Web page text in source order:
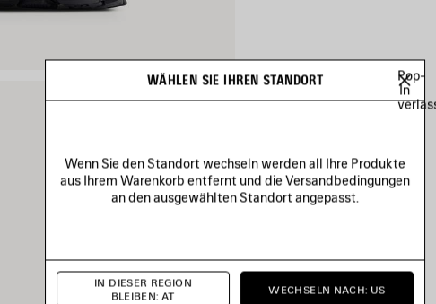
WÄHLEN SIE IHREN STANDORT
Pop-
In
Wenn Sie den Standort wechseln werden all Ihre Produkte
aus Ihrem Warenkorb entfernt und die Versandbedingungen
an den ausgewählten Standort angepasst.
IN DIESER REGION
BLEIBEN: AT
WECHSELN NACH: US